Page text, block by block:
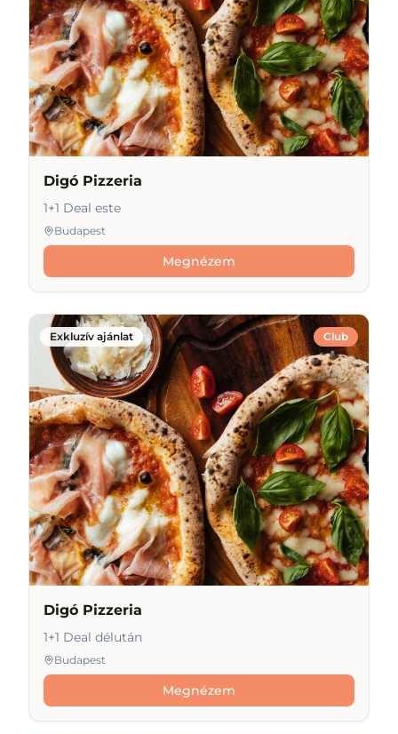
Digó Pizzeria
1+1 Deal este
Budapest
Megnézem
Club
Exkluzív ajánlat
Digó Pizzeria
1+1 Deal délután
Budapest
Megnézem